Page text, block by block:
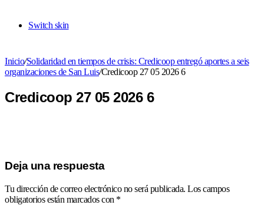
Switch skin
Inicio/Solidaridad en tiempos de crisis: Credicoop entregó aportes a seis
organizaciones de San Luis/Credicoop 27 05 2026 6
Credicoop 27 05 2026 6
Deja una respuesta
Tu dirección de correo electrónico no será publicada. Los campos
obligatorios están marcados con *